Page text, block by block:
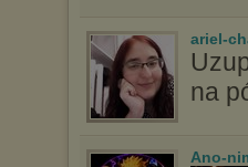
ariel-
na
Ano-